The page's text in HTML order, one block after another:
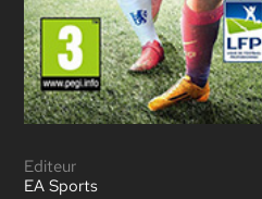
Editeur
EA Sports